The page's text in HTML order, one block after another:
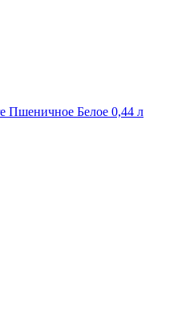
Пшеничное Белое 0,44 л